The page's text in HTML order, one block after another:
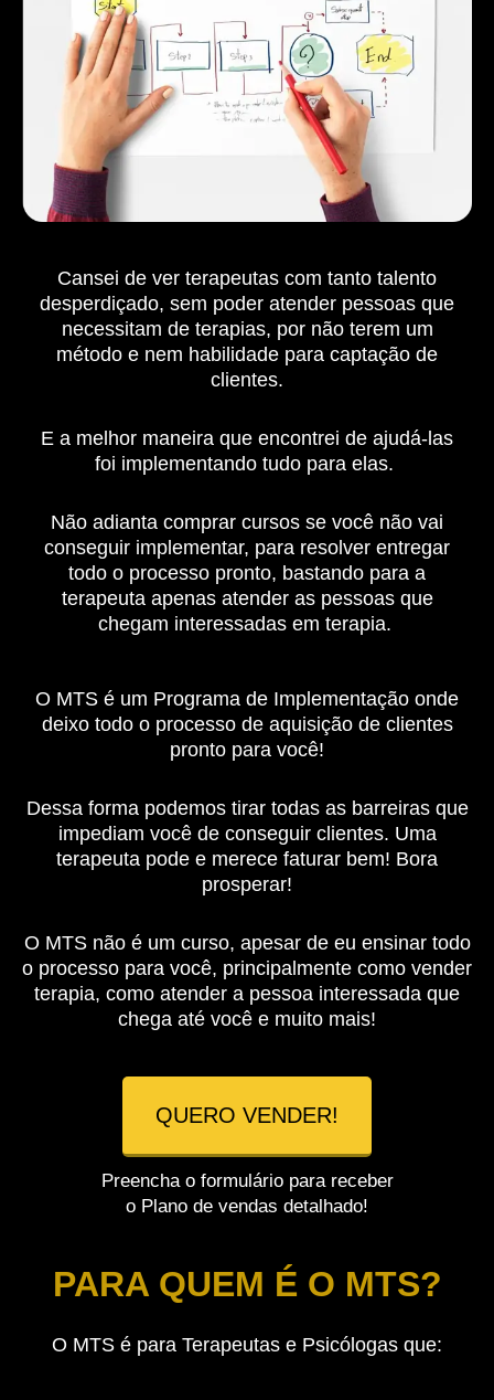
Cansei de ver terapeutas com tanto talento
desperdiçado, sem poder atender pessoas que
necessitam de terapias, por não terem um
método e nem habilidade para captação de
clientes.
E a melhor maneira que encontrei de ajudá-las
foi implementando tudo para elas.
Não adianta comprar cursos se você não vai
conseguir implementar, para resolver entregar
todo o processo pronto, bastando para a
terapeuta apenas atender as pessoas que
chegam interessadas em terapia.
O MTS é um Programa de Implementação onde
deixo todo o processo de aquisição de clientes
pronto para você!
Dessa forma podemos tirar todas as barreiras que
impediam você de conseguir clientes. Uma
terapeuta pode e merece faturar bem! Bora
prosperar!
O MTS não é um curso, apesar de eu ensinar todo
o processo para você, principalmente como vender
terapia, como atender a pessoa interessada que
chega até você e muito mais!
QUERO VENDER!
Preencha o formulário para receber
o Plano de vendas detalhado!
PARA QUEM É O MTS?
O MTS é para Terapeutas e Psicólogas que: